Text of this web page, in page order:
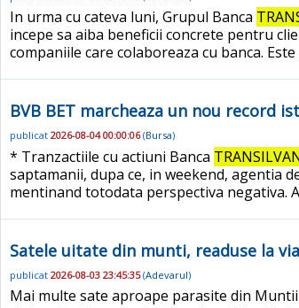
In urma cu cateva luni, Grupul Banca
incepe sa aiba beneficii concrete pentru
companiile care colaboreaza cu banca.
BVB BET marcheaza un nou record
publicat 2026-08-04 00:00:06(Bursa)
* Tranzactiile cu actiuni Banca
saptamanii, dupa ce, in weekend, agentia
mentinand totodata perspectiva negativa.
Satele uitate din munti, readuse la
publicat 2026-08-03 23:45:35(Adevarul)
Mai multe sate aproape parasite din